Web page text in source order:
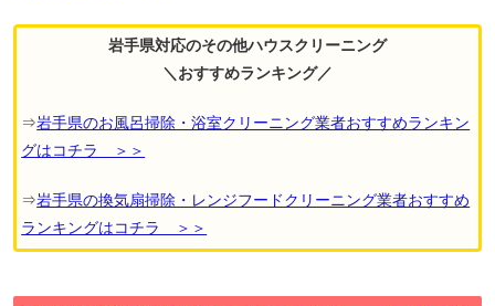
岩手県対応のその他ハウスクリーニング
＼おすすめランキング／
⇒岩手県のお風呂掃除・浴室クリーニング業者おすすめランキン
グはコチラ ＞＞
⇒岩手県の換気扇掃除・レンジフードクリーニング業者おすすめ
ランキングはコチラ ＞＞